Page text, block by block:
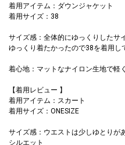
着用アイテム：ダウンジャケット
着用サイズ：38
サイズ感：全体的にゆっくりしたサ
ゆっくり着たかったので38を着用し
着心地：マットなナイロン生地で軽
【着用レビュー 】
着用アイテム：スカート
着用サイズ：ONESIZE
サイズ感：ウエストは少しゆとりが
シルエット